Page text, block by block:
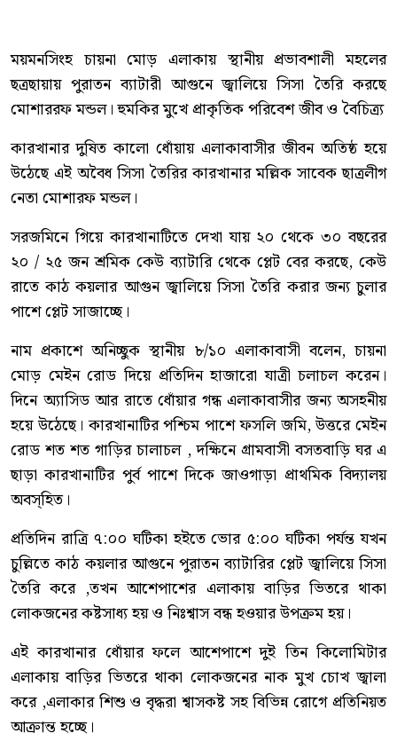
ময়মনসিংহ চায়না মোড় এলাকায় স্থানীয় প্রভাবশালী মহলের
ছত্রছায়ায় পুরাতন ব্যাটারী আগুনে জ্বালিয়ে সিসা তৈরি করছে
মোশাররফ মন্ডল। হুমকির মুখে প্রাকৃতিক পরিবেশ জীব ও বৈচিত্র্য
কারখানার দুষিত কালো ধোঁয়ায় এলাকাবাসীর জীবন অতিষ্ঠ হয়ে
উঠেছে এই অবৈধ সিসা তৈরির কারখানার মল্লিক সাবেক ছাত্রলীগ
নেতা মোশারফ মন্ডল।
সরজমিনে গিয়ে কারখানাটিতে দেখা যায় ২০ থেকে ৩০ বছরের
২০ / ২৫ জন শ্রমিক কেউ ব্যাটারি থেকে প্লেট বের করছে, কেউ
রাতে কাঠ কয়লার আগুন জ্বালিয়ে সিসা তৈরি করার জন্য চুলার
পাশে প্লেট সাজাচ্ছে।
নাম প্রকাশে অনিচ্ছুক স্থানীয় ৮/১০ এলাকাবাসী বলেন, চায়না
মোড় মেইন রোড দিয়ে প্রতিদিন হাজারো যাত্রী চলাচল করেন।
দিনে অ্যাসিড আর রাতে ধোঁয়ার গন্ধ এলাকাবাসীর জন্য অসহনীয়
হয়ে উঠেছে। কারখানাটির পশ্চিম পাশে ফসলি জমি, উত্তরে মেইন
রোড শত শত গাড়ির চালাচল , দক্ষিনে গ্রামবাসী বসতবাড়ি ঘর এ
ছাড়া কারখানাটির পুর্ব পাশে দিকে জাওগাড়া প্রাথমিক বিদ্যালয়
অবস্হিত।
প্রতিদিন রাত্রি ৭:০০ ঘটিকা হইতে ভোর ৫:০০ ঘটিকা পর্যন্ত যখন
চুল্লিতে কাঠ কয়লার আগুনে পুরাতন ব্যাটারির প্লেট জ্বালিয়ে সিসা
তৈরি করে ,তখন আশেপাশের এলাকায় বাড়ির ভিতরে থাকা
লোকজনের কষ্টসাধ্য হয় ও নিঃশ্বাস বন্ধ হওয়ার উপক্রম হয়।
এই কারখানার ধোঁয়ার ফলে আশেপাশে দুই তিন কিলোমিটার
এলাকায় বাড়ির ভিতরে থাকা লোকজনের নাক মুখ চোখ জ্বালা
করে ,এলাকার শিশু ও বৃদ্ধরা শ্বাসকষ্ট সহ বিভিন্ন রোগে প্রতিনিয়ত
আক্রান্ত হচ্ছে।